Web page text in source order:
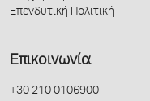
Επενδυτική Πολιτική
Επικοινωνία
+30 210 0106900